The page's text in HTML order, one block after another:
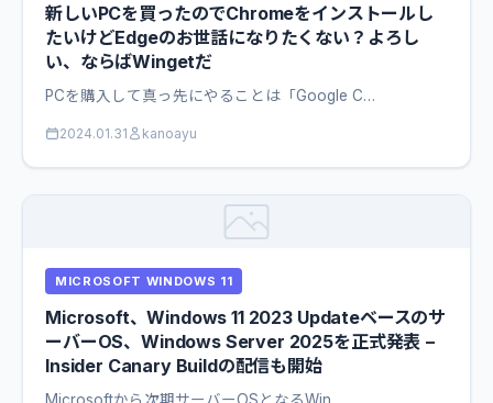
新しいPCを買ったのでChromeをインストールし
たいけどEdgeのお世話になりたくない？よろし
い、ならばWingetだ
PCを購入して真っ先にやることは「Google C…
2024.01.31 kanoayu
MICROSOFT WINDOWS 11
Microsoft、Windows 11 2023 Updateベースのサ
ーバーOS、Windows Server 2025を正式発表 −
Insider Canary Buildの配信も開始